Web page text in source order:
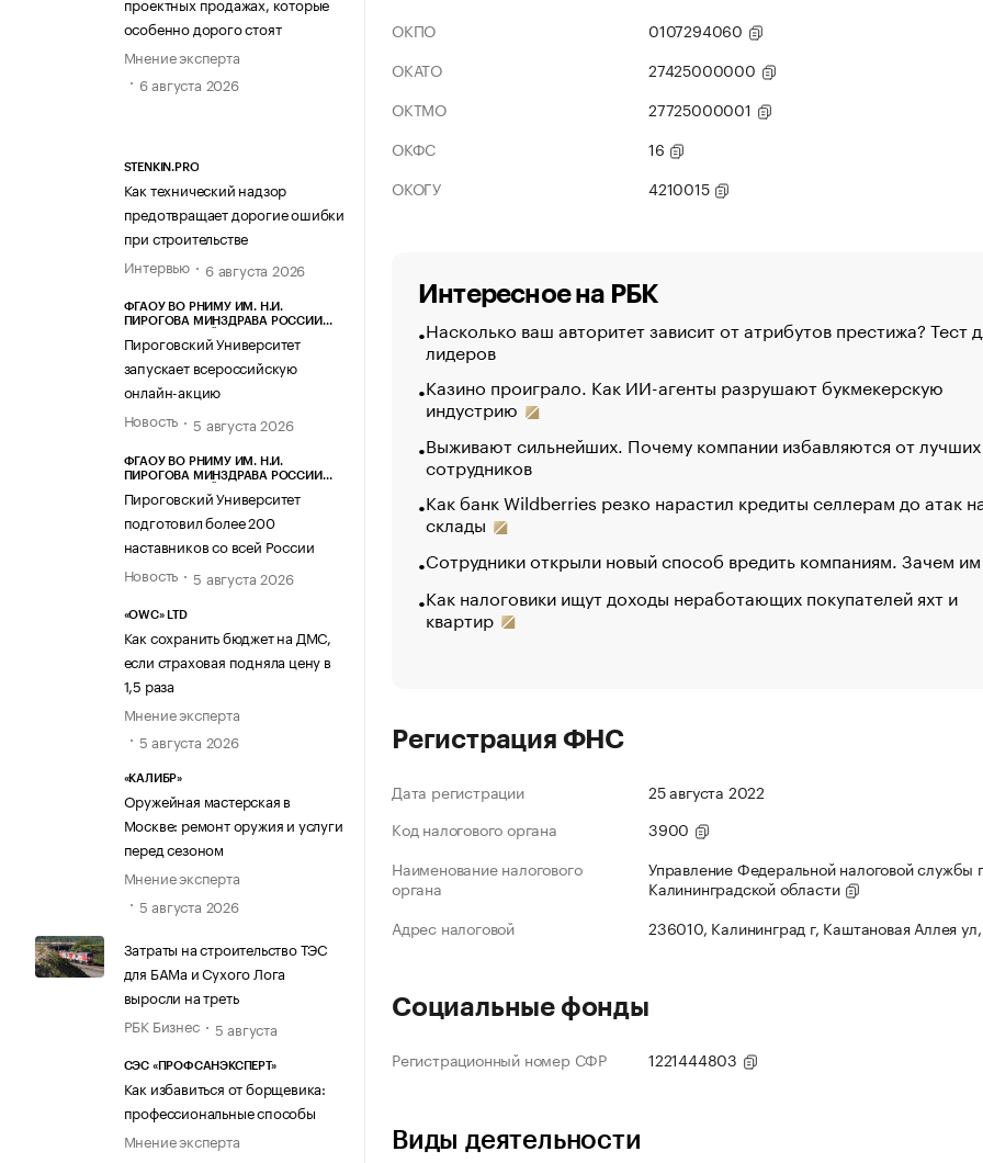
особенно дорого стоят
Мнение эксперта
6 августа 2026
STENKIN.PRO
Как технический надзор
предотвращает дорогие ошибки
при строительстве
Интервью
6 августа 2026
ФГАОУ ВО РНИМУ ИМ. Н.И.
ПИРОГОВА МИНЗДРАВА РОССИИ
Пироговский Университет
запускает всероссийскую
онлайн-акцию
Новость
5 августа 2026
ФГАОУ ВО РНИМУ ИМ. Н.И.
ПИРОГОВА МИНЗДРАВА РОССИИ
Пироговский Университет
подготовил более 200
наставников со всей России
Новость
5 августа 2026
«OWC» LTD
Как сохранить бюджет на ДМС,
если страховая подняла цену в
1,5 раза
Мнение эксперта
5 августа 2026
«КАЛИБР»
Оружейная мастерская в
Москве: ремонт оружия и услуги
перед сезоном
Мнение эксперта
5 августа 2026
Затраты на строительство ТЭС
для БАМа и Сухого Лога
выросли на треть
РБК Бизнес
5 августа
СЭС «ПРОФСАНЭКСПЕРТ»
Как избавиться от борщевика:
профессиональные способы
Мнение эксперта
ОКПО
0107294060
ОКАТО
27425000000
ОКТМО
27725000001
ОКФС
16
ОКОГУ
4210015
Интересное на РБК
Насколько ваш авторитет зависит от атрибутов престижа? Тест
лидеров
Казино проиграло. Как ИИ-агенты разрушают букмекерскую
индустрию
Выживают сильнейших. Почему компании избавляются от лучших
сотрудников
Как банк Wildberries резко нарастил кредиты селлерам до атак
склады
Сотрудники открыли новый способ вредить компаниям. Зачем
Как налоговики ищут доходы неработающих покупателей яхт и
квартир
Регистрация ФНС
Дата регистрации
25 августа 2022
Код налогового органа
3900
Наименование налогового
органа
Управление Федеральной налоговой службы
Калининградской области
Адрес налоговой
236010, Калининград г, Каштановая Аллея
Социальные фонды
Регистрационный номер СФР 1221444803
Виды деятельности